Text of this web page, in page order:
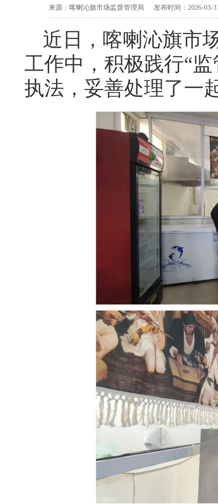
来源：喀喇沁旗市场监督管理局 发布时间：2026-
近日，喀喇沁旗市
工作中，积极践行“
执法，妥善处理了一